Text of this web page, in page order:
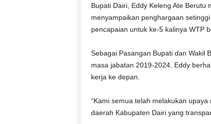
Bupati Dairi, Eddy Keleng Ate
menyampaikan penghargaan
pencapaian untuk ke-5 kalinya WTP
Sebagai Pasangan Bupati dan Wakil
masa jabatan 2019-2024, Eddy
kerja ke depan.
“Kami semua telah melakukan
daerah Kabupaten Dairi yang